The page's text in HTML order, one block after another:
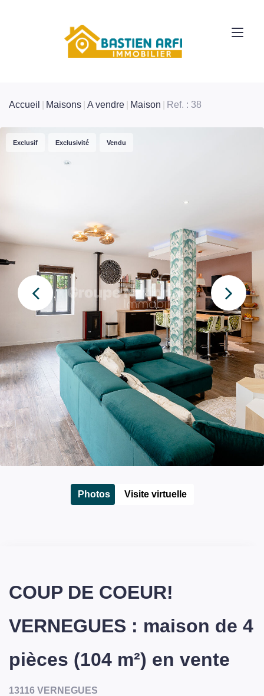
Accueil Maisons A vendre Maison Ref. : 38
Exclusif Exclusivité Vendu
Photos Visite virtuelle
COUP DE COEUR!
VERNEGUES : maison de 4
pièces (104 m²) en vente
13116 VERNEGUES